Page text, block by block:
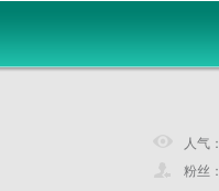
人气：
粉丝：